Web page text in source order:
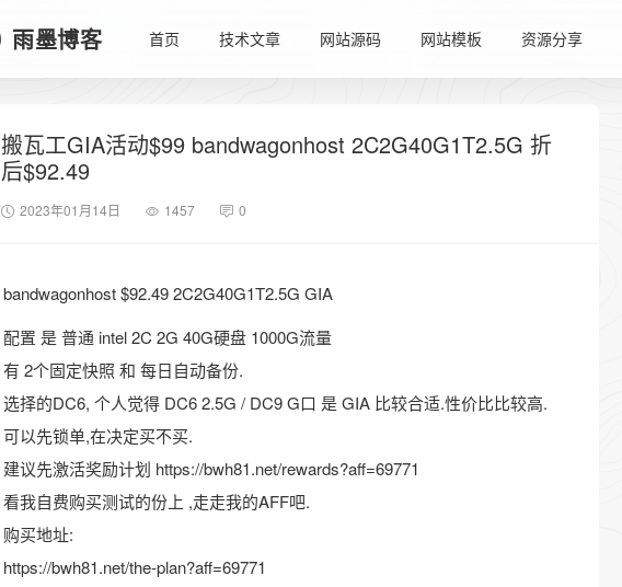
雨墨博客 首页 技术文章 网站源码 网站模板 资源分享
搬瓦工GIA活动$99 bandwagonhost 2C2G40G1T2.5G 折
后$92.49
2023年01月14日 1457 0
bandwagonhost $92.49 2C2G40G1T2.5G GIA
配置 是 普通 intel 2C 2G 40G硬盘 1000G流量
有 2个固定快照 和 每日自动备份.
选择的DC6, 个人觉得 DC6 2.5G / DC9 G口 是 GIA 比较合适.性价比比较高.
可以先锁单,在决定买不买.
建议先激活奖励计划 https://bwh81.net/rewards?aff=69771
看我自费购买测试的份上 ,走走我的AFF吧.
购买地址:
https://bwh81.net/the-plan?aff=69771